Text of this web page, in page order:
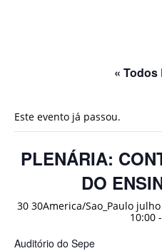
«
Este evento já passou.
PLENÁRIA:
DO
30 30America/Sao_Paulo
10:00-
Auditório do Sepe